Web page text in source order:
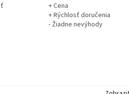
+ Cena
+ Rýchlosť doručenia
- Žiadne nevýhody